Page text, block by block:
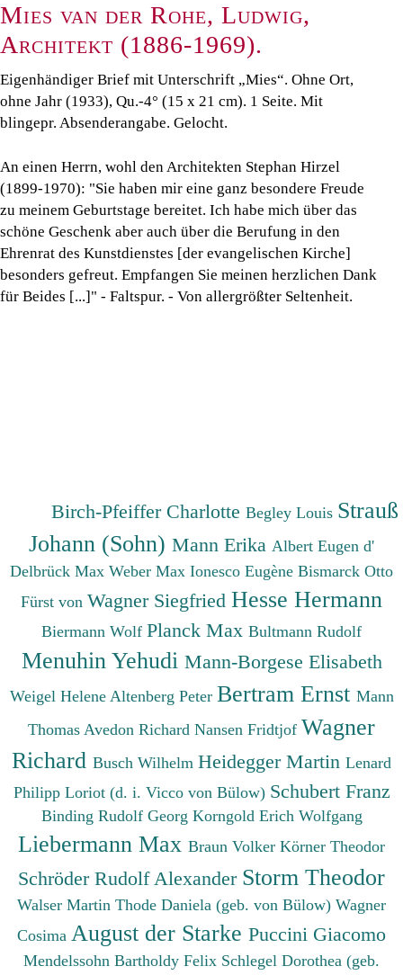
Mies van der Rohe, Ludwig,
Architekt (1886-1969).
Eigenhändiger Brief mit Unterschrift „Mies“. Ohne Ort,
ohne Jahr (1933), Qu.-4° (15 x 21 cm). 1 Seite. Mit
blingepr. Absenderangabe. Gelocht.
An einen Herrn, wohl den Architekten Stephan Hirzel
(1899-1970): "Sie haben mir eine ganz besondere Freude
zu meinem Geburtstage bereitet. Ich habe mich über das
schöne Geschenk aber auch über die Berufung in den
Ehrenrat des Kunstdienstes [der evangelischen Kirche]
besonders gefreut. Empfangen Sie meinen herzlichen Dank
für Beides [...]" - Faltspur. - Von allergrößter Seltenheit.
Birch-Pfeiffer CharlotteBegley Louis Strauß
Johann (Sohn) Mann Erika Albert Eugen d'
Delbrück Max Weber Max Ionesco Eugène Bismarck Otto
Fürst von Wagner Siegfried Hesse Hermann
Biermann Wolf Planck Max Bultmann Rudolf
Menuhin Yehudi Mann-Borgese Elisabeth
Weigel Helene Altenberg Peter Bertram Ernst Mann
Thomas Avedon Richard Nansen Fridtjof Wagner
Richard Busch Wilhelm Heidegger Martin Lenard
Philipp Loriot (d. i. Vicco von Bülow) Schubert Franz
Binding Rudolf Georg Korngold Erich Wolfgang
Liebermann Max Braun Volker Körner Theodor
Schröder Rudolf Alexander Storm Theodor
Walser Martin Thode Daniela (geb. von Bülow) Wagner
Cosima August der Starke Puccini Giacomo
Mendelssohn Bartholdy Felix Schlegel Dorothea (geb.